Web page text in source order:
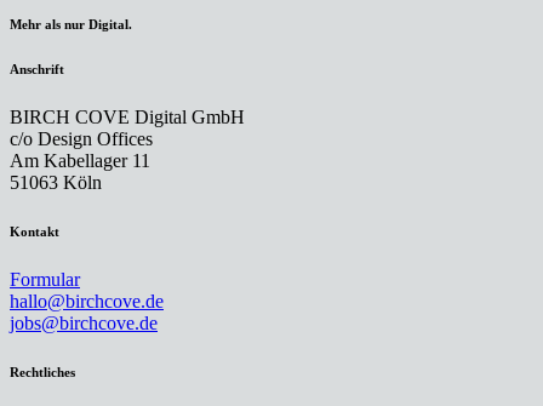
Mehr als nur Digital.
Anschrift
BIRCH COVE Digital GmbH
c/o Design Offices
Am Kabellager 11
51063 Köln
Kontakt
Formular
hallo@birchcove.de
jobs@birchcove.de
Rechtliches